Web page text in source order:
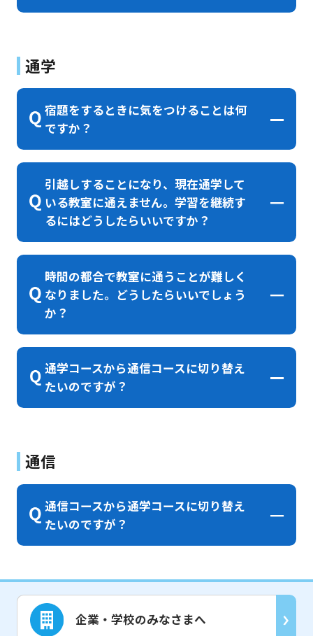
通学
宿題をするときに気をつけることは何
ですか？
引越しすることになり、現在通学して
いる教室に通えません。学習を継続す
るにはどうしたらいいですか？
時間の都合で教室に通うことが難しく
なりました。どうしたらいいでしょう
か？
通学コースから通信コースに切り替え
たいのですが？
通信
通信コースから通学コースに切り替え
たいのですが？
企業・学校のみなさまへ